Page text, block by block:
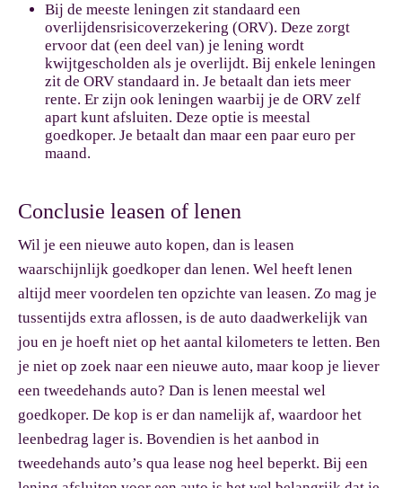
Bij de meeste leningen zit standaard een
overlijdensrisicoverzekering (ORV). Deze zorgt
ervoor dat (een deel van) je lening wordt
kwijtgescholden als je overlijdt. Bij enkele leningen
zit de ORV standaard in. Je betaalt dan iets meer
rente. Er zijn ook leningen waarbij je de ORV zelf
apart kunt afsluiten. Deze optie is meestal
goedkoper. Je betaalt dan maar een paar euro per
maand.
Conclusie leasen of lenen
Wil je een nieuwe auto kopen, dan is leasen
waarschijnlijk goedkoper dan lenen. Wel heeft lenen
altijd meer voordelen ten opzichte van leasen. Zo mag je
tussentijds extra aflossen, is de auto daadwerkelijk van
jou en je hoeft niet op het aantal kilometers te letten. Ben
je niet op zoek naar een nieuwe auto, maar koop je liever
een tweedehands auto? Dan is lenen meestal wel
goedkoper. De kop is er dan namelijk af, waardoor het
leenbedrag lager is. Bovendien is het aanbod in
tweedehands auto’s qua lease nog heel beperkt. Bij een